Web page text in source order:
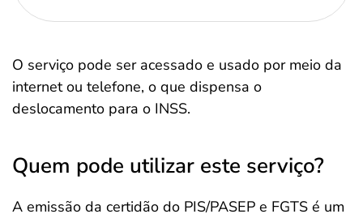
O serviço pode ser acessado e usado por meio da
internet ou telefone, o que dispensa o
deslocamento para o INSS.
Quem pode utilizar este serviço?
A emissão da certidão do PIS/PASEP e FGTS é um